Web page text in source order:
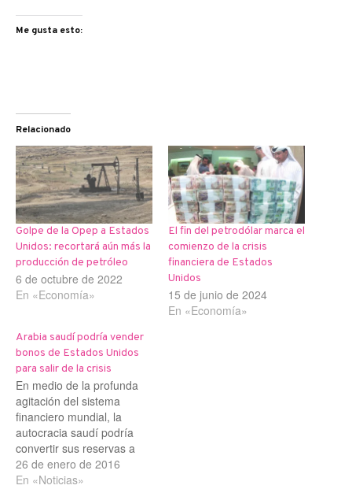
Me gusta esto:
Relacionado
Golpe de la Opep a Estados
Unidos: recortará aún más la
producción de petróleo
6 de octubre de 2022
En «Economía»
El fin del petrodólar marca el
comienzo de la crisis
financiera de Estados
Unidos
15 de junio de 2024
En «Economía»
Arabia saudí podría vender
bonos de Estados Unidos
para salir de la crisis
En medio de la profunda
agitación del sistema
financiero mundial, la
autocracia saudí podría
convertir sus reservas a
corto plazo en activos
líquidos para cerrar los
26 de enero de 2016
En «Noticias»